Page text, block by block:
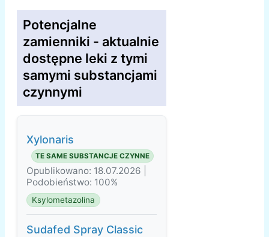
Potencjalne
zamienniki - aktualnie
dostępne leki z tymi
samymi substancjami
czynnymi
Xylonaris
TE SAME SUBSTANCJE CZYNNE
Opublikowano: 18.07.2026 |
Podobieństwo: 100%
Ksylometazolina
Sudafed Spray Classic